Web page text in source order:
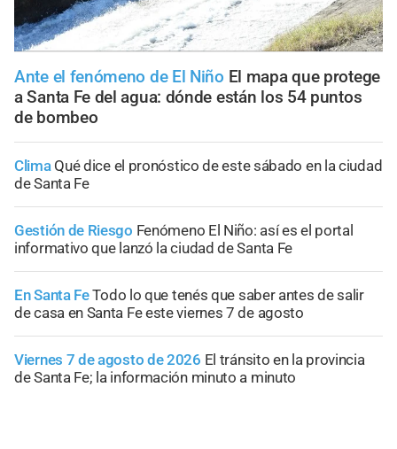
Ante el fenómeno de El Niño El mapa que protege
a Santa Fe del agua: dónde están los 54 puntos
de bombeo
Clima Qué dice el pronóstico de este sábado en la ciudad
de Santa Fe
Gestión de Riesgo Fenómeno El Niño: así es el portal
informativo que lanzó la ciudad de Santa Fe
En Santa FeTodo lo que tenés que saber antes de salir
de casa en Santa Fe este viernes 7 de agosto
Viernes 7 de agosto de 2026 El tránsito en la provincia
de Santa Fe; la información minuto a minuto